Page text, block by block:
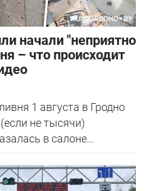
начали "неприятно
– что происходит
1 августа в Гродно
не тысячи)
в салоне...